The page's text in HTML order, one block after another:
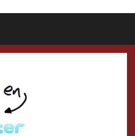
Gastronomía